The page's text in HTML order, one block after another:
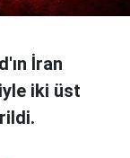
İran
iki üst